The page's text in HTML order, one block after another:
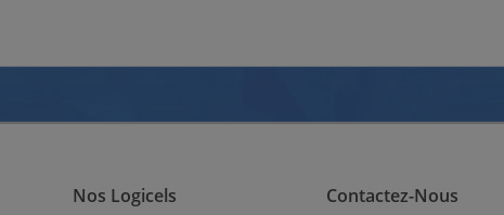
Nos Logicels Contactez-Nous